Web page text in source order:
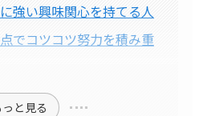
強い興味関心を持てる人
でコツコツ努力を積み重
っと見る